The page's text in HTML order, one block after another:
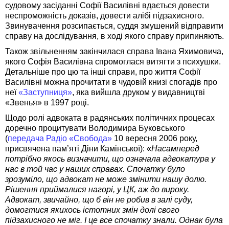
судовому засіданні Софії Василівні вдається довести
неспроможність доказів, довести алібі підзахисного.
Звинувачення розсипається, суддя змушений відправити
справу на дослідування, в ході якого справу припиняють.
Також звільненням закінчилася справа Івана Яхимовича,
якого Софія Василівна спромоглася витягти з психушки.
Детальніше про цю та інші справи, про життя Софії
Василівні можна прочитати в чудовій книзі спогадів про
неї«Заступниця», яка вийшла друком у видавництві
«Звенья» в 1997 році.
Щодо ролі адвоката в радянських політичних процесах
доречно процитувати Володимира Буковського
(передача Радіо «Свобода» 10 вересня 2006 року,
присвячена пам’яті Діни Камінської): «Насамперед
потрібно якось визначити, що означала адвокатура у
нас в той час у наших справах. Спочатку було
зрозуміло, що адвокат не може змінити нашу долю.
Рішення приймалися нагорі, у ЦК, аж до вироку.
Адвокат, звичайно, що б він не робив в залі суду,
домогтися якихось істотних змін долі свого
підзахисного не міг. І це все спочатку знали. Однак була